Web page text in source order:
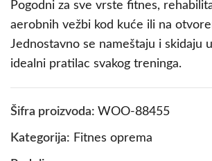
Pogodni za sve vrste fitnes,
aerobnih vežbi kod kuće ili na
Jednostavno se nameštaju i skidaju
idealni pratilac svakog treninga.
Šifra proizvoda: WOO-88455
Kategorija: Fitnes oprema